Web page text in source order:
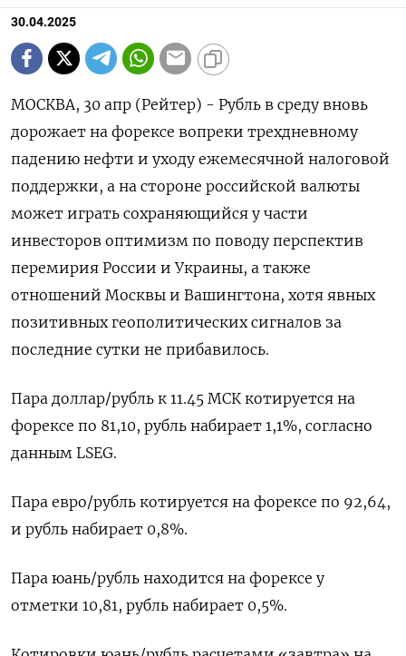
30.04.2025
МОСКВА, 30 апр (Рейтер) - Рубль в среду вновь
дорожает на форексе вопреки трехдневному
падению нефти и уходу ежемесячной налоговой
поддержки, а на стороне российской валюты
может играть сохраняющийся у части
инвесторов оптимизм по поводу перспектив
перемирия России и Украины, а также
отношений Москвы и Вашингтона, хотя явных
позитивных геополитических сигналов за
последние сутки не прибавилось.
Пара доллар/рубль к 11.45 МСК котируется на
форексе по 81,10, рубль набирает 1,1%, согласно
данным LSEG.
Пара евро/рубль котируется на форексе по 92,64,
и рубль набирает 0,8%.
Пара юань/рубль находится на форексе у
отметки 10,81, рубль набирает 0,5%.